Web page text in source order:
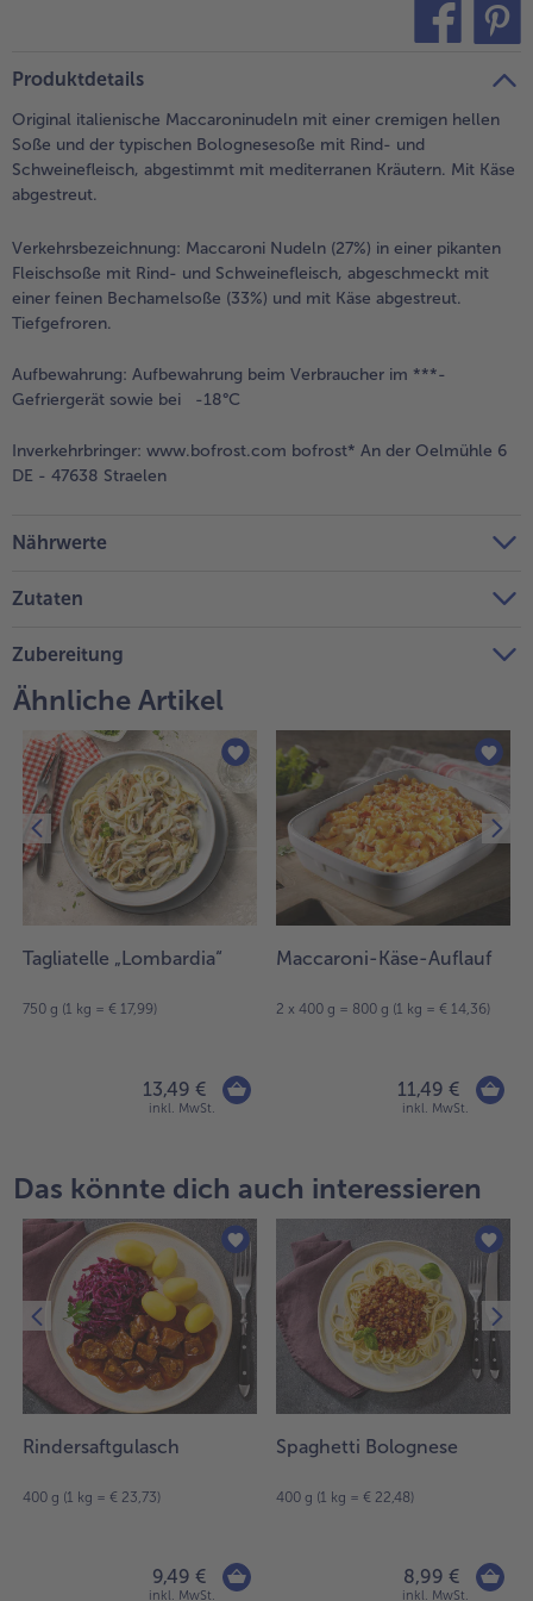
alle Kuchen & Torten
Süßspeisen
alle Süßspeisen
Wein & Spirituosen
alle Wein & Spirituosen
alle Küchenutensilien
alle bofrost*free
bofrost*high Protein
alle bofrost*high Protein
Produktdetails
Original italienische Maccaroninudeln mit einer cremigen hellen
Soße und der typischen Bolognesesoße mit Rind- und
Schweinefleisch, abgestimmt mit mediterranen Kräutern. Mit Käse
abgestreut.
Verkehrsbezeichnung: Maccaroni Nudeln (27%) in einer pikanten
Fleischsoße mit Rind- und Schweinefleisch, abgeschmeckt mit
einer feinen Bechamelsoße (33%) und mit Käse abgestreut.
Tiefgefroren.
Aufbewahrung: Aufbewahrung beim Verbraucher im ***-
Gefriergerät sowie bei -18°C
Inverkehrbringer: www.bofrost.com bofrost* An der Oelmühle 6
DE - 47638 Straelen
Nährwerte
Zutaten
Zubereitung
Ähnliche Artikel
Tagliatelle „Lombardia“
750 g (1 kg = € 17,99)
13,49 €
inkl. MwSt.
Maccaroni-Käse-Auflauf
2 x 400 g = 800 g (1 kg = € 14,36)
11,49 €
inkl. MwSt.
Das könnte dich auch interessieren
Rindersaftgulasch
400 g (1 kg = € 23,73)
9,49 €
inkl. MwSt.
Spaghetti Bolognese
400 g (1 kg = € 22,48)
8,99 €
inkl. MwSt.